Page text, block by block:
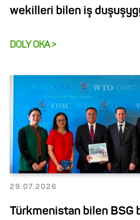
wekilleri bilen iş
DOLY OKA >
29.07.2026
Türkmenistan bilen BSG